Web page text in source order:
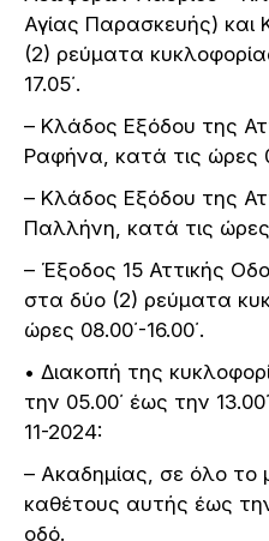
Αγίας Παρασκευής) και
(2) ρεύματα
17.05΄.
– Κλάδος Εξόδου της
Ραφήνα, κατά τις ώρες
– Κλάδος Εξόδου της
Παλλήνη, κατά τις ώρες
– Έξοδος 15 Αττικής
στα δύο (2) ρεύματα
ώρες 08.00΄-16.00΄.
• Διακοπή της
την 05.00΄ έως την
11-2024:
– Ακαδημίας, σε όλο το
καθέτους αυτής έως
οδό.